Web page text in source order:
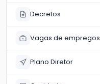
Decretos
Vagas de empregos
Plano Diretor